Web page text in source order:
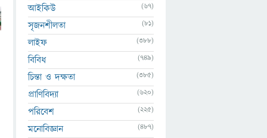
আইকিউ (67)
সৃজনশীলতা (81)
লাইফ (388)
বিবিধ (749)
চিন্তা ও দক্ষতা (385)
প্রাণিবিদ্যা (620)
পরিবেশ (225)
মনোবিজ্ঞান (487)